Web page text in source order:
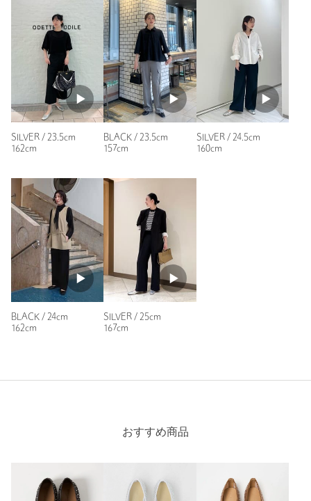
用に愛用しています。
この靴のテイストで柔らかい皮の靴が以前はありましたが、最
近はあまり見かけないなと感じているので、また作ってほしい
なと思っています。
女性
30代後半
身長：165cm
1人が参考になったと回答
ニックネーム： ひ
投稿日： 2026年7月12日
購入サイズ：24cm
購入カラー：BLACK
購入商品のサイズ感：少し小さい
SILVER / 23.5cm
162cm
BLACK / 23.5cm
157cm
SILVER / 24.5cm
160cm
BLACK / 24cm
162cm
SILVER / 25cm
167cm
おすすめ商品